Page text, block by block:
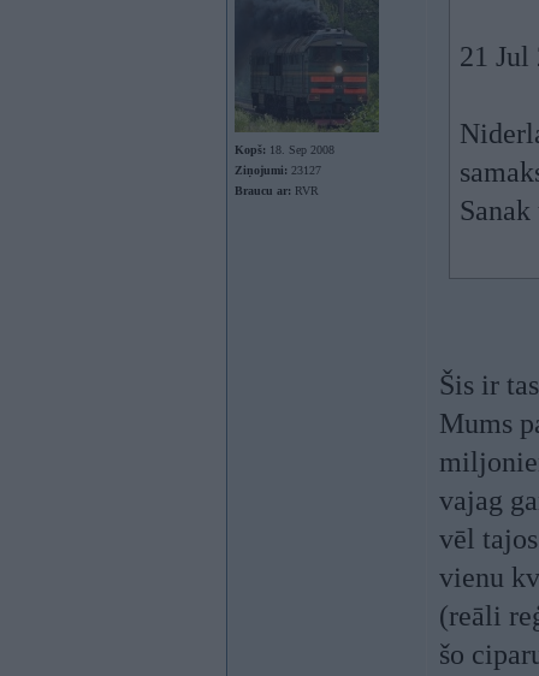
Kopš: 18. Sep 2008
Ziņojumi: 23127
Braucu ar: RVR
21
Šis ir
Mums
vajag
vēl
vienu
(reāli
šo